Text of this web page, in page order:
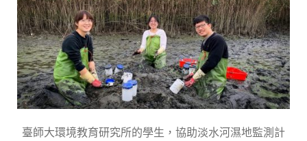
臺師大環境教育研究所的學生，協助淡水河濕地監測計